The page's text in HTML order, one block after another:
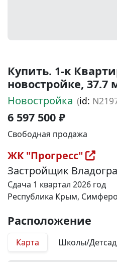
Купить. 1-к
новостройке, 37.7
Новостройка (id:
6 597 500 ₽
Свободная продажа
ЖК "Прогресс"
Застройщик
Сдача 1 квартал 2026 год
Республика Крым,
Расположение
Карта Школы/